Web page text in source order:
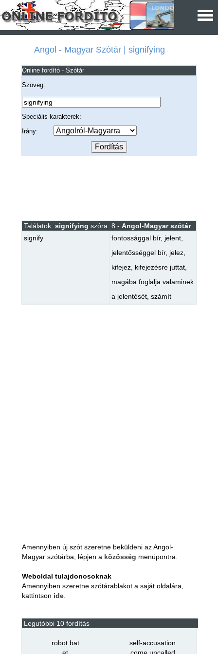
Angol - Magyar Szótár | signifying
Online fordító - Szótár
Szöveg:
Speciális karakterek:
Irány:
Találatok signifying szóra: 8 - Angol-Magyar szótár
signify
fontossággal bír, jelent,
jelentősséggel bír, jelez,
kifejez, kifejezésre juttat,
magába foglalja valaminek
a jelentését, számít
Amennyiben új szót szeretne beküldeni az Angol-
Magyar szótárba, lépjen a közösség menüpontra.
Weboldal tulajdonosoknak
Amennyiben szeretne szótárablakot a saját oldalára,
kattintson ide.
Legutóbbi 10 fordítás
robot bat
self-accusation